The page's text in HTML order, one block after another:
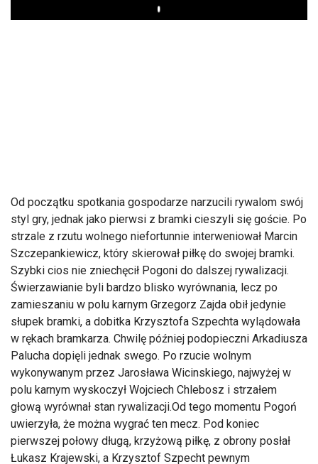
Play
Od początku spotkania gospodarze narzucili rywalom swój
styl gry, jednak jako pierwsi z bramki cieszyli się goście. Po
strzale z rzutu wolnego niefortunnie interweniował Marcin
Szczepankiewicz, który skierował piłkę do swojej bramki.
Szybki cios nie zniechęcił Pogoni do dalszej rywalizacji.
Świerzawianie byli bardzo blisko wyrównania, lecz po
zamieszaniu w polu karnym Grzegorz Zajda obił jedynie
słupek bramki, a dobitka Krzysztofa Szpechta wylądowała
w rękach bramkarza. Chwilę później podopieczni Arkadiusza
Palucha dopięli jednak swego. Po rzucie wolnym
wykonywanym przez Jarosława Wicinskiego, najwyżej w
polu karnym wyskoczył Wojciech Chlebosz i strzałem
głową wyrównał stan rywalizacji.Od tego momentu Pogoń
uwierzyła, że można wygrać ten mecz. Pod koniec
pierwszej połowy długą, krzyżową piłkę, z obrony posłał
Łukasz Krajewski, a Krzysztof Szpecht pewnym